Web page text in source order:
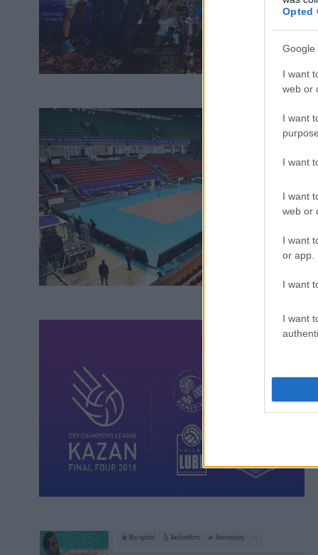
Opted
Google
I want
web or
I want
I want
I want
web or
I want
or app.
I want
I want